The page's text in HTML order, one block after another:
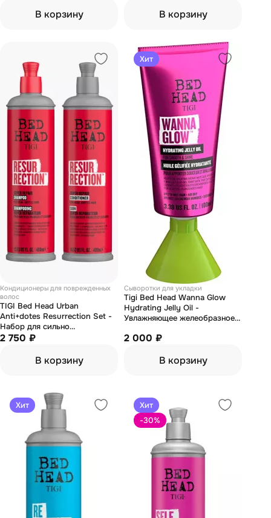
В корзину
В корзину
Кондиционеры для поврежденных
волос
TIGI Bed Head Urban
Anti+dotes Resurrection Set -
Набор для сильно
поврежденных волос
кондиционер 400 мл)
2 750 ₽
В корзину
Хит
Сыворотки для укладки
Tigi Bed Head Wanna Glow
Hydrating Jelly Oil -
Увлажняющее желеобразное
волос 100 мл
2 000 ₽
В корзину
Хит
Хит
-30%